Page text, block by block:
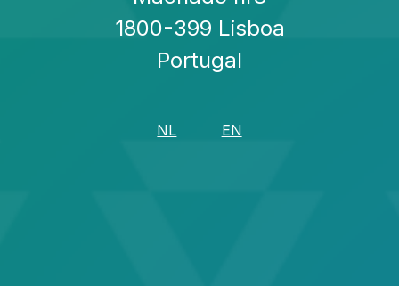
1800-399 Lisboa
Portugal
NL EN